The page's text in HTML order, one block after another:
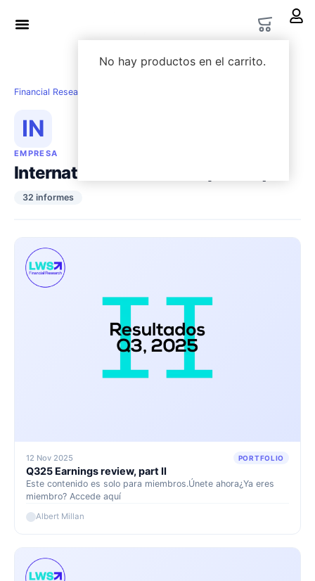
No hay productos en el carrito.
Financial Research
IN
EMPRESA
International Petroleum ($IPCO)
32 informes
12 Nov 2025 PORTFOLIO
Q325 Earnings review, part II
Este contenido es solo para miembros.Únete ahora¿Ya eres
miembro? Accede aquí
Albert Millan